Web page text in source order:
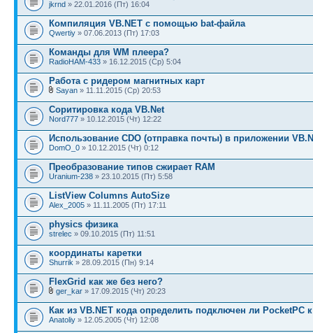
jkrnd » 22.01.2016 (Пт) 16:04
Компиляция VB.NET с помощью bat-файла
Qwertiy » 07.06.2013 (Пт) 17:03
Команды для WM плеера?
RadioHAM-433 » 16.12.2015 (Ср) 5:04
Работа с ридером магнитных карт
Sayan » 11.11.2015 (Ср) 20:53
Соритировка кода VB.Net
Nord777 » 10.12.2015 (Чт) 12:22
Использование CDO (отправка почты) в приложении
DomO_0 » 10.12.2015 (Чт) 0:12
Преобразование типов сжирает RAM
Uranium-238 » 23.10.2015 (Пт) 5:58
ListView Columns AutoSize
Alex_2005 » 11.11.2005 (Пт) 17:11
physics физика
strelec » 09.10.2015 (Пт) 11:51
координаты каретки
Shurrik » 28.09.2015 (Пн) 9:14
FlexGrid как же без него?
ger_kar » 17.09.2015 (Чт) 20:23
Как из VB.NET кода определить подключен ли PocketPC
Anatoliy » 12.05.2005 (Чт) 12:08